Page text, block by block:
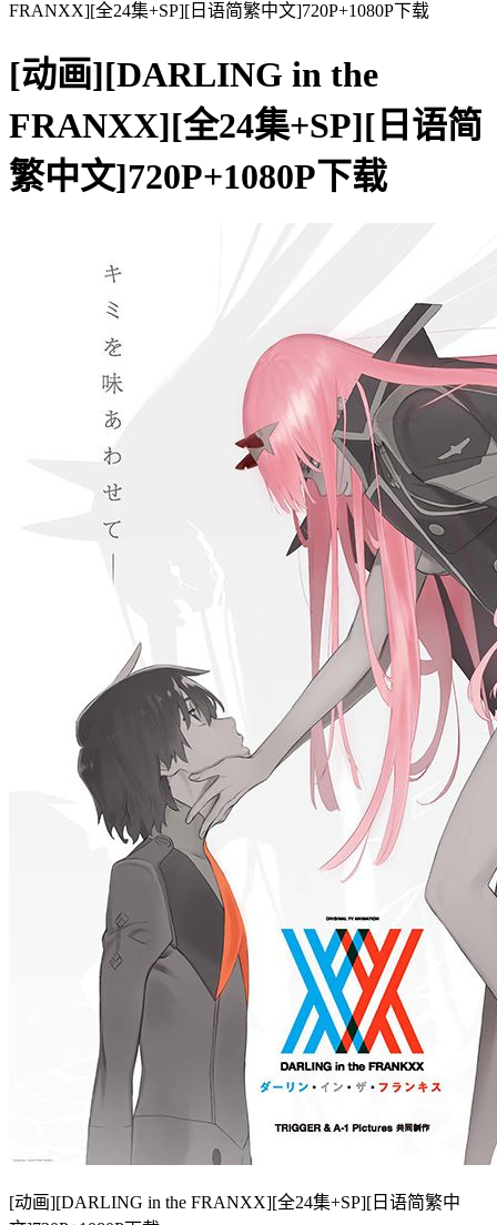
FRANXX][全24集+SP][日语简繁中文]720P+1080P下载
[动画][DARLING in the
FRANXX][全24集+SP][日语简
繁中文]720P+1080P下载
[动画][DARLING in the FRANXX][全24集+SP][日语简繁中